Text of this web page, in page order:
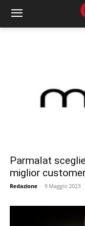
Parmalat
miglior
Redazione - 9 Maggio 2023